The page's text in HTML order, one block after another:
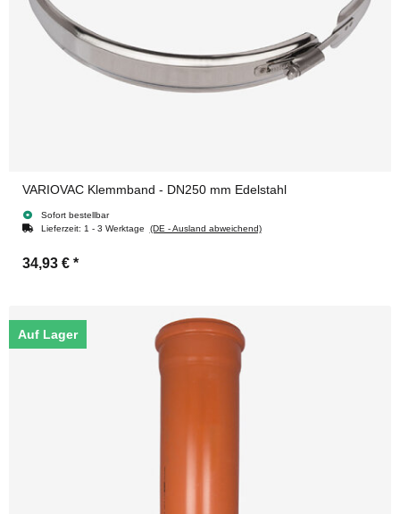
VARIOVAC Klemmband - DN250 mm Edelstahl
Sofort bestellbar
Lieferzeit: 1 - 3 Werktage (DE - Ausland abweichend)
34,93 € *
Auf Lager